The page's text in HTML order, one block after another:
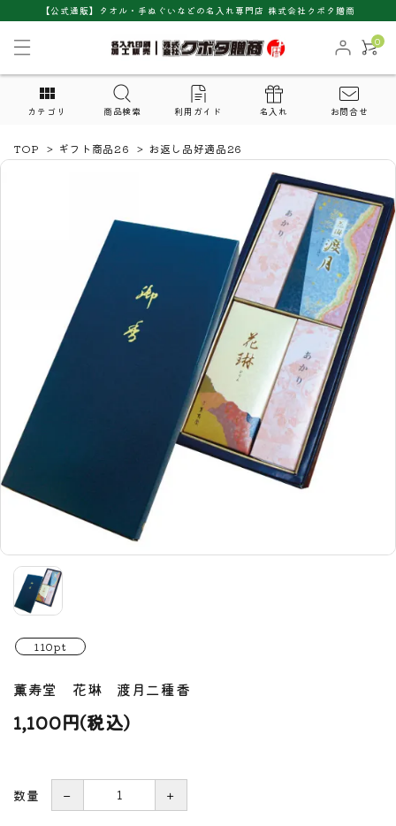
【公式通販】タオル・手ぬぐいなどの名入れ専門店 株式会社クボタ贈商
0
カテゴリ 商品検索 利用ガイド 名入れ お問合せ
TOP > ギフト商品26 > お返し品好適品26
110pt
薫寿堂 花琳 渡月二種香
1,100円(税込)
数量 － ＋